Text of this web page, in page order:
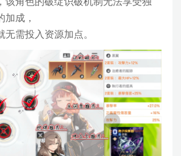
加成，
无需投入资源加点。